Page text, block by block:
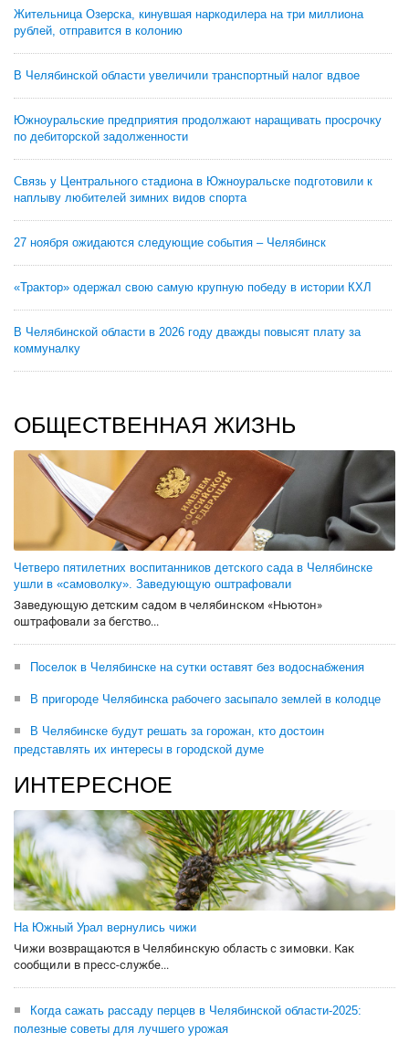
Жительница Озерска, кинувшая наркодилера на три миллиона
рублей, отправится в колонию
В Челябинской области увеличили транспортный налог вдвое
Южноуральские предприятия продолжают наращивать просрочку
по дебиторской задолженности
Связь у Центрального стадиона в Южноуральске подготовили к
наплыву любителей зимних видов спорта
27 ноября ожидаются следующие события – Челябинск
«Трактор» одержал свою самую крупную победу в истории КХЛ
В Челябинской области в 2026 году дважды повысят плату за
коммуналку
ОБЩЕСТВЕННАЯ ЖИЗНЬ
Четверо пятилетних воспитанников детского сада в Челябинске
ушли в «самоволку». Заведующую оштрафовали
Заведующую детским садом в челябинском «Ньютон»
оштрафовали за бегство...
Поселок в Челябинске на сутки оставят без водоснабжения
В пригороде Челябинска рабочего засыпало землей в колодце
В Челябинске будут решать за горожан, кто достоин
представлять их интересы в городской думе
ИНТЕРЕСНОЕ
На Южный Урал вернулись чижи
Чижи возвращаются в Челябинскую область с зимовки. Как
сообщили в пресс-службе...
Когда сажать рассаду перцев в Челябинской области-2025:
полезные советы для лучшего урожая